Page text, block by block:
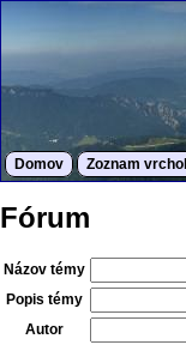
Domov Zoznam
Fórum
Názov témy
Popis témy
Autor